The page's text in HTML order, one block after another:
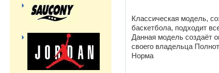
Классическая модель,
баскетбола, подходит
Данная модель создаёт
своего владельцa
Hoрма